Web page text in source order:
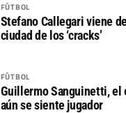
FÚTBOL
Stefano Callegari viene
ciudad de los ‘cracks’
FÚTBOL
Guillermo Sanguinetti, el
aún se siente jugador